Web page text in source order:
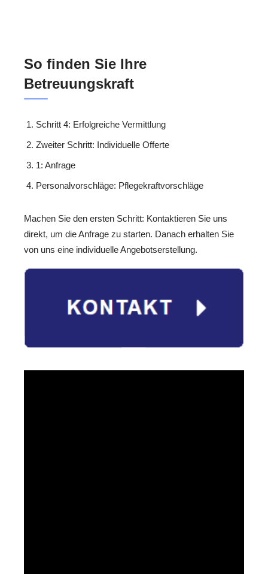
So finden Sie Ihre
Betreuungskraft
Schritt 4: Erfolgreiche Vermittlung
Zweiter Schritt: Individuelle Offerte
1: Anfrage
Personalvorschläge: Pflegekraftvorschläge
Machen Sie den ersten Schritt: Kontaktieren Sie uns
direkt, um die Anfrage zu starten. Danach erhalten Sie
von uns eine individuelle Angebotserstellung.